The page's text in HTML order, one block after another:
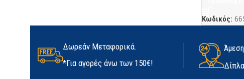
Κωδικός:
Δωρεάν Μεταφορικά.
*Για αγορές άνω των 150€!